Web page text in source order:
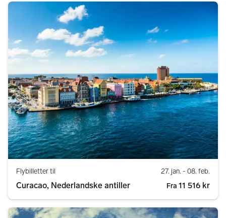
Flybilletter til 27. jan. - 08. feb.
Curacao, Nederlandske antiller Fra 11 516 kr